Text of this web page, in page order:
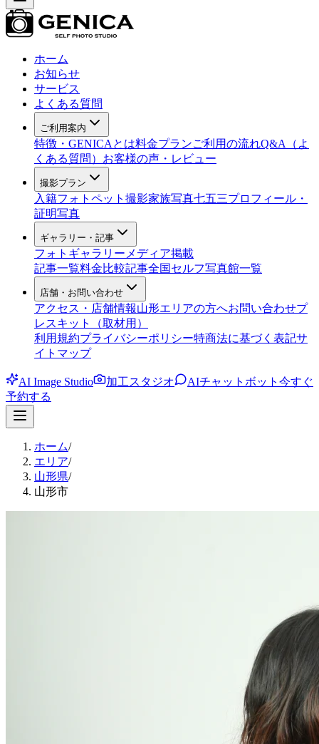
ホーム
お知らせ
サービス
よくある質問
ご利用案内
特徴・GENICAとは料金プランご利用の流れQ&A（よ
くある質問） お客様の声・レビュー
撮影プラン
入籍フォト ペット撮影家族写真七五三プロフィール・
証明写真
ギャラリー・記事
フォトギャラリー メディア掲載
記事一覧料金比較記事全国セルフ写真館一覧
店舗・お問い合わせ
アクセス・店舗情報山形エリアの方へお問い合わせプ
レスキット（取材用）
利用規約プライバシーポリシー特商法に基づく表記サ
イトマップ
AI Image Studio 加工スタジオ AIチャットボット 今すぐ
予約する
ホーム/
エリア/
山形県/
山形市